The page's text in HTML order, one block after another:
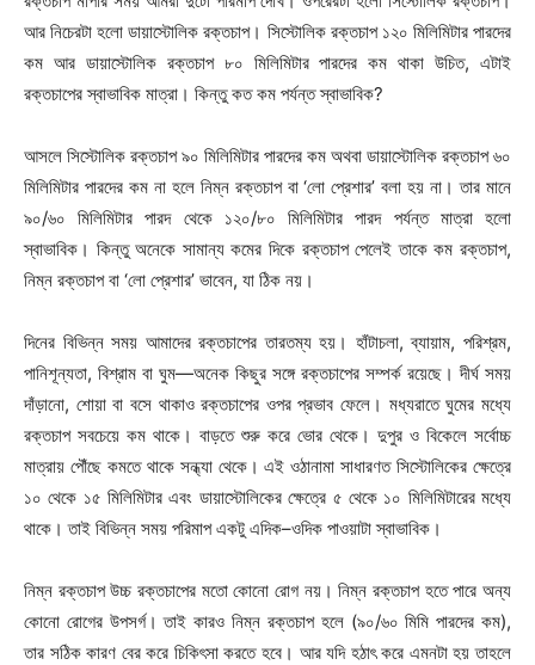
আর নিচেরটা হলো ডায়াস্টোলিক রক্তচাপ। সিস্টোলিক রক্তচাপ ১২০ মিলিমিটার পারদের
কম আর ডায়াস্টোলিক রক্তচাপ ৮০ মিলিমিটার পারদের কম থাকা উচিত, এটাই
রক্তচাপের স্বাভাবিক মাত্রা। কিন্তু কত কম পর্যন্ত স্বাভাবিক?
আসলে সিস্টোলিক রক্তচাপ ৯০ মিলিমিটার পারদের কম অথবা ডায়াস্টোলিক রক্তচাপ ৬০
মিলিমিটার পারদের কম না হলে নিম্ন রক্তচাপ বা ‘লো প্রেশার’ বলা হয় না। তার মানে
৯০/৬০ মিলিমিটার পারদ থেকে ১২০/৮০ মিলিমিটার পারদ পর্যন্ত মাত্রা হলো
স্বাভাবিক। কিন্তু অনেকে সামান্য কমের দিকে রক্তচাপ পেলেই তাকে কম রক্তচাপ,
নিম্ন রক্তচাপ বা ‘লো প্রেশার’ ভাবেন, যা ঠিক নয়।
দিনের বিভিন্ন সময় আমাদের রক্তচাপের তারতম্য হয়। হাঁটাচলা, ব্যায়াম, পরিশ্রম,
পানিশূন্যতা, বিশ্রাম বা ঘুম—অনেক কিছুর সঙ্গে রক্তচাপের সম্পর্ক রয়েছে। দীর্ঘ সময়
দাঁড়ানো, শোয়া বা বসে থাকাও রক্তচাপের ওপর প্রভাব ফেলে। মধ্যরাতে ঘুমের মধ্যে
রক্তচাপ সবচেয়ে কম থাকে। বাড়তে শুরু করে ভোর থেকে। দুপুর ও বিকেলে সর্বোচ্চ
মাত্রায় পৌঁছে কমতে থাকে সন্ধ্যা থেকে। এই ওঠানামা সাধারণত সিস্টোলিকের ক্ষেত্রে
১০ থেকে ১৫ মিলিমিটার এবং ডায়াস্টোলিকের ক্ষেত্রে ৫ থেকে ১০ মিলিমিটারের মধ্যে
থাকে। তাই বিভিন্ন সময় পরিমাপ একটু এদিক–ওদিক পাওয়াটা স্বাভাবিক।
নিম্ন রক্তচাপ উচ্চ রক্তচাপের মতো কোনো রোগ নয়। নিম্ন রক্তচাপ হতে পারে অন্য
কোনো রোগের উপসর্গ। তাই কারও নিম্ন রক্তচাপ হলে (৯০/৬০ মিমি পারদের কম),
তার সঠিক কারণ বের করে চিকিৎসা করতে হবে। আর যদি হঠাৎ করে এমনটা হয় তাহলে